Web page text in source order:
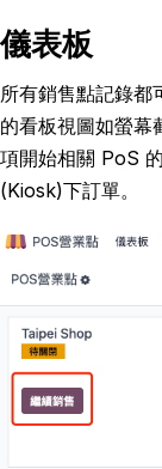
儀表板
所有銷售點記錄
的看板視圖如螢幕
項開始相關 PoS
(Kiosk)下訂單。